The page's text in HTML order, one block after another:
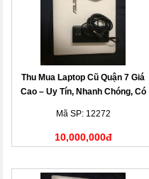
Thu Mua Laptop Cũ Quận 7 Giá
Cao – Uy Tín, Nhanh Chóng, Có
Mã SP: 12272
10,000,000đ